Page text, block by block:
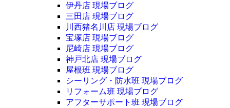
伊丹店 現場ブログ
三田店 現場ブログ
川西猪名川店 現場ブログ
宝塚店 現場ブログ
尼崎店 現場ブログ
神戸北店 現場ブログ
屋根班 現場ブログ
シーリング・防水班 現場ブログ
リフォーム班 現場ブログ
アフターサポート班 現場ブログ